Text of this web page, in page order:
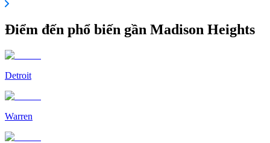
Điểm đến phổ biến gần Madison Heights
Detroit
Warren